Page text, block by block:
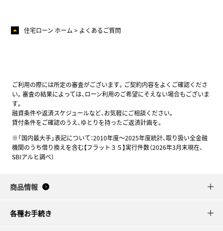
住宅ローン ホーム よくあるご質問
ご利用の際には所定の審査がございます。ご契約内容をよくご確認くださ
い。審査の結果によっては、ローン利用のご希望にそえない場合もございま
す。
融資条件や返済スケジュールなど、お気軽にご相談ください。
貸付条件をご確認のうえ、ゆとりを持ったご返済計画を。
※「国内最大手」表記について：2010年度～2025年度統計、取り扱い全金融
機関のうち借り換えを含む【フラット３５】実行件数（2026年3月末現在、
SBIアルヒ調べ）
商品情報
各種お手続き